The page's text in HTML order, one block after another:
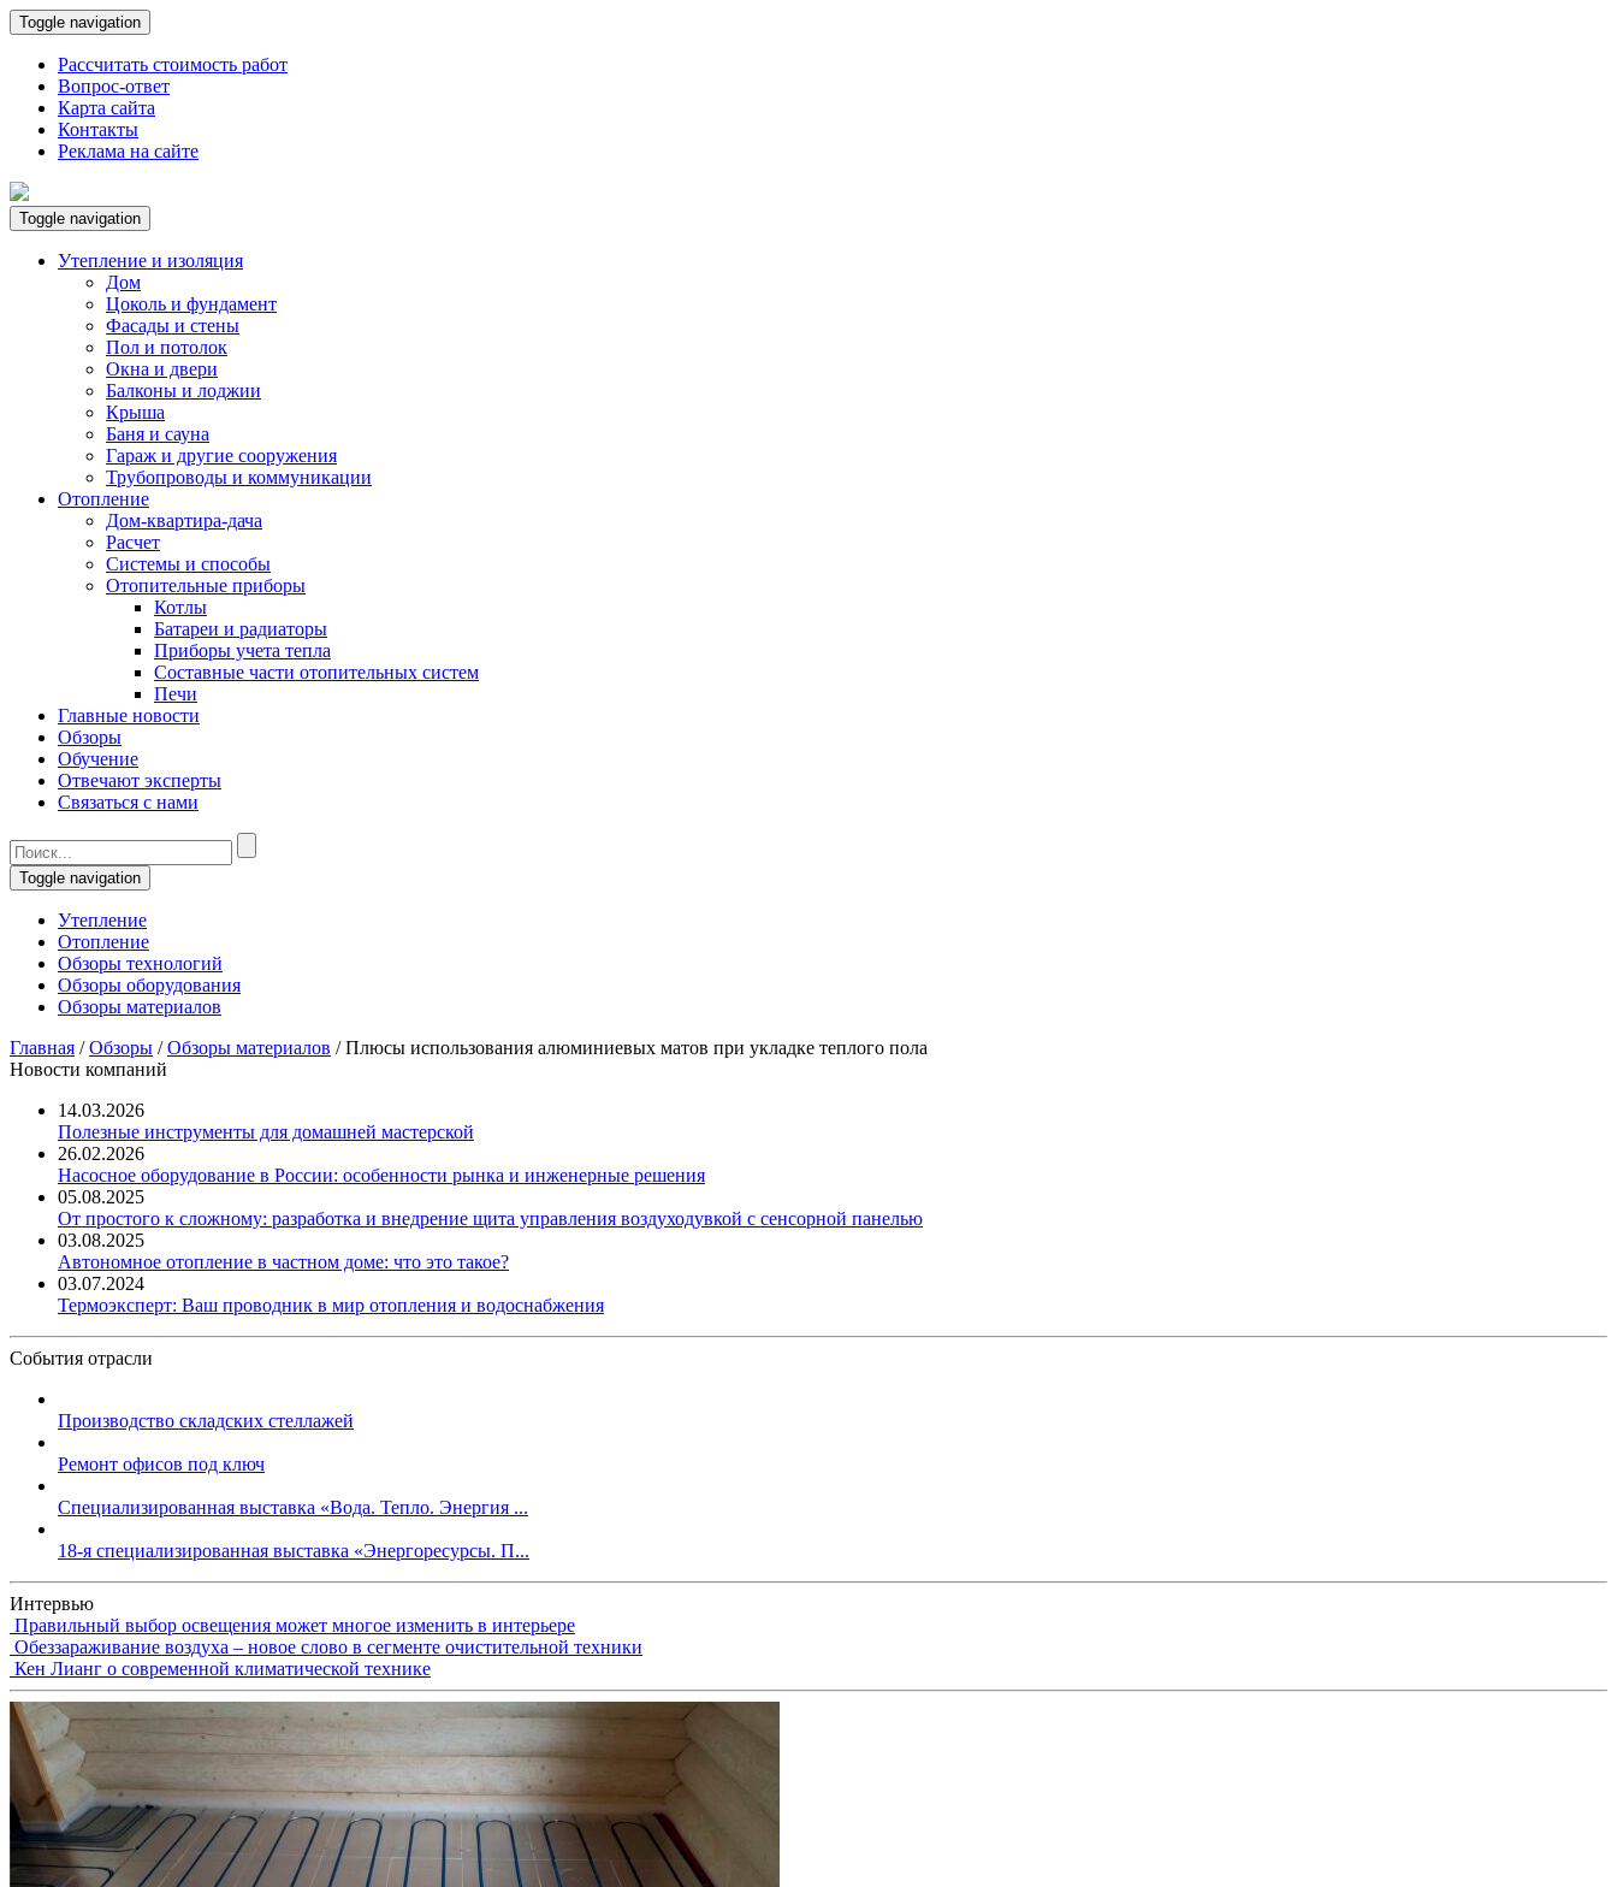
Toggle navigation
Рассчитать стоимость работ
Вопрос-ответ
Карта сайта
Контакты
Реклама на сайте
Toggle navigation
Утепление и изоляция
Дом
Цоколь и фундамент
Фасады и стены
Пол и потолок
Окна и двери
Балконы и лоджии
Крыша
Баня и сауна
Гараж и другие сооружения
Трубопроводы и коммуникации
Отопление
Дом-квартира-дача
Расчет
Системы и способы
Отопительные приборы
Котлы
Батареи и радиаторы
Приборы учета тепла
Составные части отопительных систем
Печи
Главные новости
Обзоры
Обучение
Отвечают эксперты
Связаться с нами
Toggle navigation
Утепление
Отопление
Обзоры технологий
Обзоры оборудования
Обзоры материалов
Главная /Обзоры /Обзоры материалов /Плюсы использования алюминиевых матов при укладке теплого пола
Новости компаний
14.03.2026
Полезные инструменты для домашней мастерской
26.02.2026
Насосное оборудование в России: особенности рынка и инженерные решения
05.08.2025
От простого к сложному: разработка и внедрение щита управления воздуходувкой с сенсорной панелью
03.08.2025
Автономное отопление в частном доме: что это такое?
03.07.2024
Термоэксперт: Ваш проводник в мир отопления и водоснабжения
События отрасли
Производство складских стеллажей
Ремонт офисов под ключ
Специализированная выставка «Вода. Тепло. Энергия ...
18-я специализированная выставка «Энергоресурсы. П...
Интервью
Правильный выбор освещения может многое изменить в интерьере
Обеззараживание воздуха – новое слово в сегменте очистительной техники
Кен Лианг о современной климатической технике